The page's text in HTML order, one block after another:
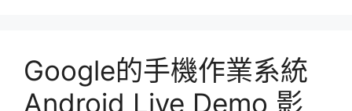
Google的手機作業系統
Android Live Demo 影